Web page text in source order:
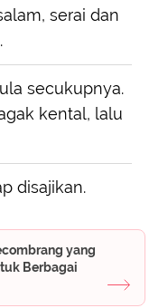
serai dan
secukupnya.
kental, lalu
disajikan.
yang
Berbagai